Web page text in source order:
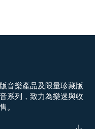
音樂產品及限量珍藏版
系列，致力為樂迷與收
。